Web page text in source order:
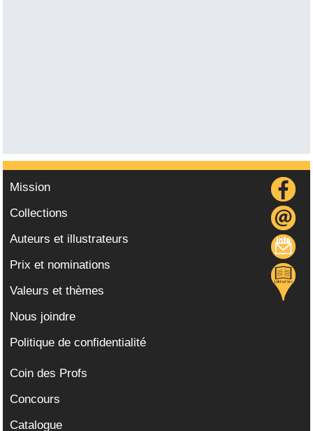
Mission
Collections
Auteurs et illustrateurs
Prix et nominations
Valeurs et thèmes
Nous joindre
Politique de confidentialité
Coin des Profs
Concours
Catalogue